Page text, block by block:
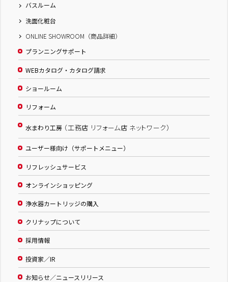
バスルーム
洗面化粧台
ONLINE SHOWROOM（商品詳細）
プランニングサポート
WEBカタログ・カタログ請求
ショールーム
リフォーム
水まわり工房 （工務店 リフォーム店 ネットワーク）
ユーザー様向け（サポートメニュー）
リフレッシュサービス
オンラインショッピング
浄水器カートリッジの購入
クリナップについて
採用情報
投資家／IR
お知らせ／ニュースリリース